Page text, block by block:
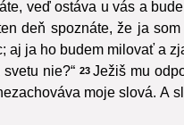
veď ostáva u vás a
deň spoznáte, že ja
ja ho budem milovať a
nie?“ 23 Ježiš mu
moje slová. A